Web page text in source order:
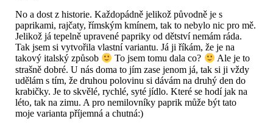
No a dost z historie. Každopádně jelikož původně je s
paprikami, rajčaty, římským kmínem, tak to nebylo nic pro mě.
Jelikož já tepelně upravené papriky od dětství nemám ráda.
Tak jsem si vytvořila vlastní variantu. Já ji říkám, že je na
takový italský způsob
To jsem tomu dala co?
Ale je to
strašně dobré. U nás doma to jím zase jenom já, tak si ji vždy
udělám s tím, že druhou polovinu si dávám na druhý den do
krabičky. Je to skvělé, rychlé, syté jídlo. Které se hodí jak na
léto, tak na zimu. A pro nemilovníky paprik může být tato
moje varianta příjemná a chutná:)